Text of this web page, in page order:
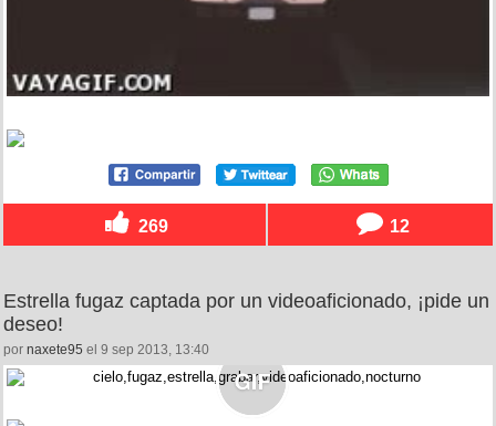
269 12
Estrella fugaz captada por un videoaficionado, ¡pide un
deseo!
por naxete95 el 9 sep 2013, 13:40